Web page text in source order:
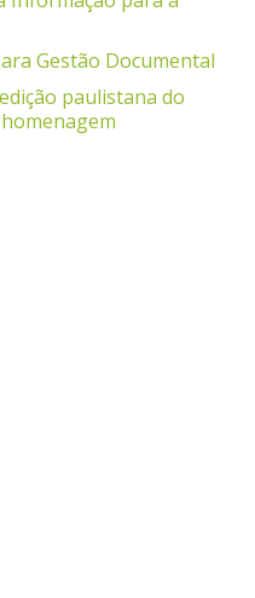
Gestão Documental
paulistana do